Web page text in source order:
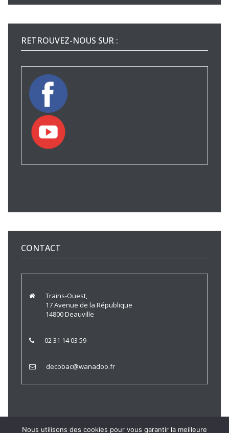
RETROUVEZ-NOUS SUR :
CONTACT
Trains-Ouest,
17 Avenue de la République
14800 Deauville
02 31 14 03 59
decobac@wanadoo.fr
Nous utilisons des cookies pour vous garantir la meilleure